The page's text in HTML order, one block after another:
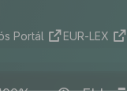
Portál EUR-LEX
ELI